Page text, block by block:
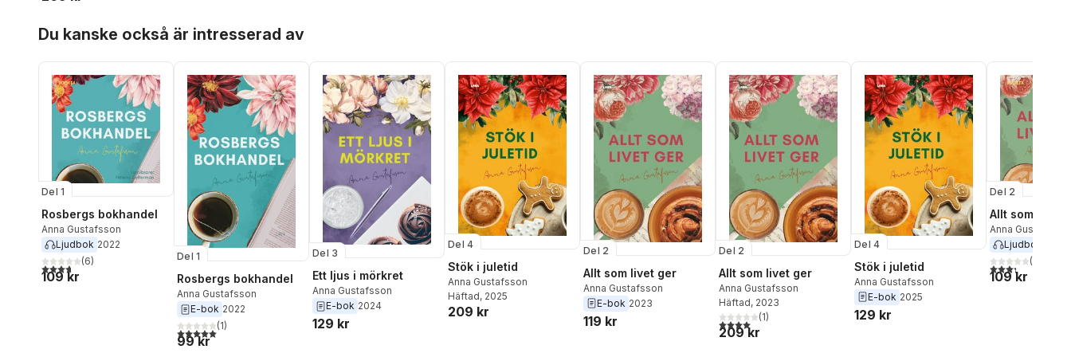
Du kanske också är intresserad av
Del 1
Rosbergs bokhandel
Anna Gustafsson
Ljudbok 2022
3,7utav 5 stjärnor. Totalt antal röster:
(6)
109 kr
Del 1
Rosbergs bokhandel
Anna Gustafsson
E-bok 2022
5,0utav 5 stjärnor. Totalt antal röster:
(1)
99 kr
Del 3
Ett ljus i mörkret
Anna Gustafsson
E-bok 2024
129 kr
Del 4
Stök i juletid
Anna Gustafsson
Häftad, 2025
209 kr
Del 2
Allt som livet ger
Anna Gustafsson
E-bok 2023
119 kr
Del 2
Allt som livet ger
Anna Gustafsson
Häftad, 2023
4,0utav 5 stjärnor. Totalt antal röster:
(1)
209 kr
Del 4
Stök i juletid
Anna Gustafsson
E-bok 2025
129 kr
Del 2
Allt som livet
Anna Gustafsson
Ljudbok
3,3utav 5(
109 kr